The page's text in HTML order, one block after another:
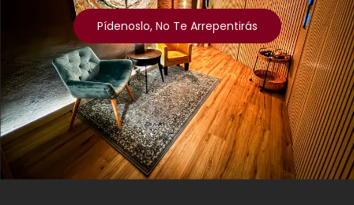
Pídenoslo, No Te Arrepentirás